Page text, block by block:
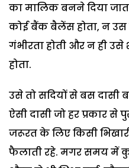
का मालिक बनने दिया
कोई बैंक बैलेंस होता, न उस
गंभीरता होती और न ही
होता.
उसे तो सदियों से बस दासी
ऐसी दासी जो हर प्रकार से
जरूरत के लिए किसी
फैलाती रहे. मगर समय में